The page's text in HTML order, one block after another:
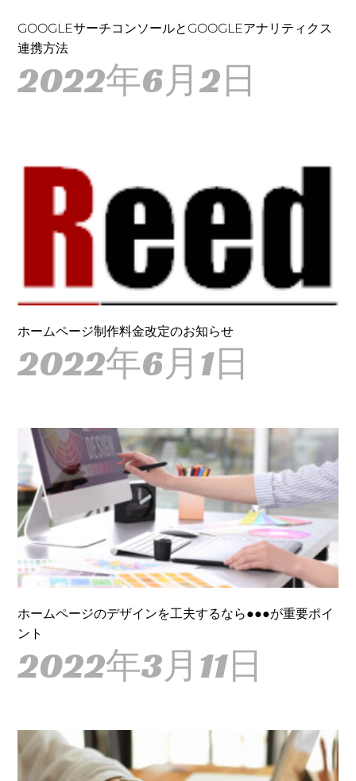
GOOGLEサーチコンソールとGOOGLEアナリティクス
連携方法
2022年6月2日
ホームページ制作料金改定のお知らせ
2022年6月1日
ホームページのデザインを工夫するなら●●●が重要ポイ
ント
2022年3月11日